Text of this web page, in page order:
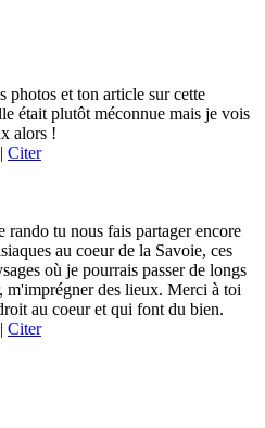
photos et ton article sur cette
était plutôt méconnue mais je vois
alors !
| Citer
tu nous fais partager encore
au coeur de la Savoie, ces
où je pourrais passer de longs
m'imprégner des lieux. Merci à toi
au coeur et qui font du bien.
| Citer